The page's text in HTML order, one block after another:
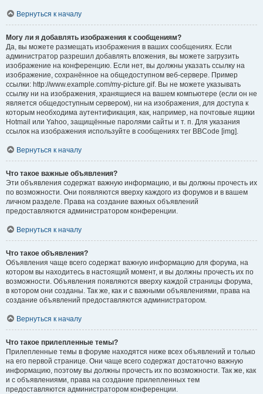
Вернуться к началу
Могу ли я добавлять изображения к сообщениям?
Да, вы можете размещать изображения в ваших сообщениях. Если
администратор разрешил добавлять вложения, вы можете загрузить
изображение на конференцию. Если нет, вы должны указать ссылку на
изображение, сохранённое на общедоступном веб-сервере. Пример
ссылки: http://www.example.com/my-picture.gif. Вы не можете указывать
ссылку ни на изображения, хранящиеся на вашем компьютере (если он не
является общедоступным сервером), ни на изображения, для доступа к
которым необходима аутентификация, как, например, на почтовые ящики
Hotmail или Yahoo, защищённые паролями сайты и т. п. Для указания
ссылок на изображения используйте в сообщениях тег BBCode [img].
Вернуться к началу
Что такое важные объявления?
Эти объявления содержат важную информацию, и вы должны прочесть их
по возможности. Они появляются вверху каждого из форумов и в вашем
личном разделе. Права на создание важных объявлений
предоставляются администратором конференции.
Вернуться к началу
Что такое объявления?
Объявления чаще всего содержат важную информацию для форума, на
котором вы находитесь в настоящий момент, и вы должны прочесть их по
возможности. Объявления появляются вверху каждой страницы форума,
в котором они созданы. Так же, как и с важными объявлениями, права на
создание объявлений предоставляются администратором.
Вернуться к началу
Что такое прилепленные темы?
Прилепленные темы в форуме находятся ниже всех объявлений и только
на его первой странице. Они чаще всего содержат достаточно важную
информацию, поэтому вы должны прочесть их по возможности. Так же, как
и с объявлениями, права на создание прилепленных тем
предоставляются администратором конференции.